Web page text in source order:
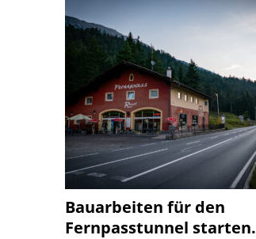
Bauarbeiten für den
Fernpasstunnel starten.